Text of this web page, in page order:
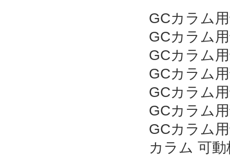
GCカラム
GCカラム
GCカラム
GCカラム
GCカラム
GCカラム
GCカラム
カラム 可